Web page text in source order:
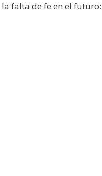
la falta de fe en el futuro: